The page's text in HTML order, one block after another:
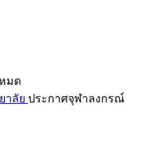
มด
าลัย ประกาศจุฬาลงกรณ์